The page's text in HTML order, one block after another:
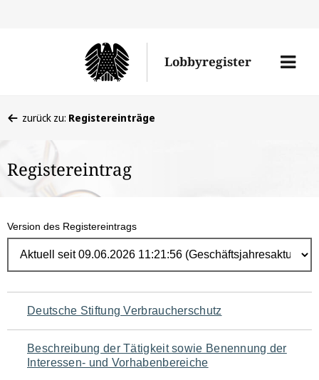
Lobbyregister
Menü
befinden
hier:
zurück zu: Registereinträge
Registereintrag
Version des Registereintrags
Navigation
für
den
Deutsche Stiftung Verbraucherschutz
Beschreibung der Tätigkeit sowie Benennung der
Interessen- und Vorhabenbereiche